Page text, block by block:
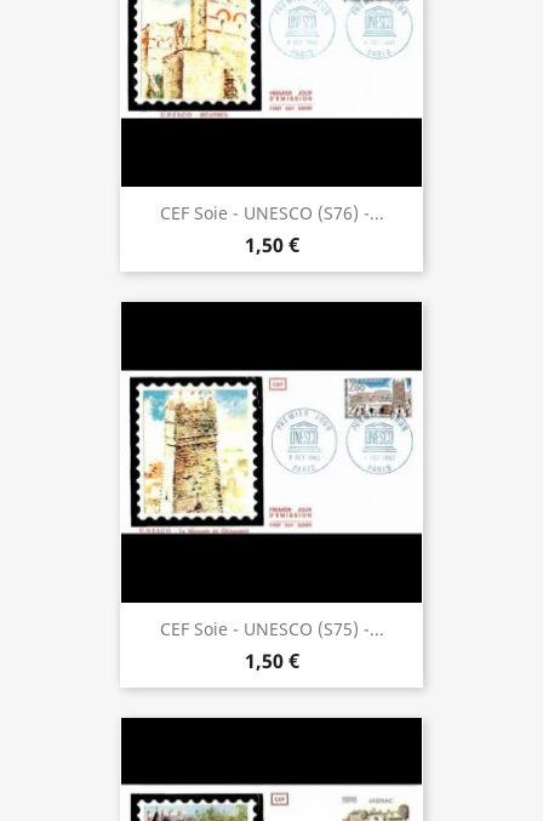
CEF Soie - UNESCO (S76) -...
1,50 €
CEF Soie - UNESCO (S75) -...
1,50 €